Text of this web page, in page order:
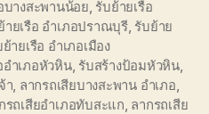
บางสะพานน้อย รับย้ายเรือ
ายเรือ อำเภอปราณบุรี, รับย้าย
ายเรือ อำเภอเมือง
อำเภอหัวหิน, รับสร้างป้อมหัวหิน,
า ลากรถเสียบางสะพาน อำเภอ
รถเสียอำเภอทับสะแก ลากรถเสีย